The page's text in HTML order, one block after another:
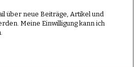
über neue Beiträge, Artikel und
Meine Einwilligung kann ich